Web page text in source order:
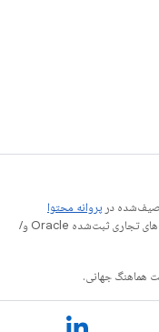
در پروانه محتوا
هستند. جاوا و OpenJDK علامت‌های تجاری یا علامت‌های تجاری ثبت‌شده Oracle و/